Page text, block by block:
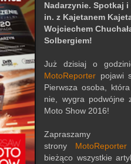
Nadarzynie. Spotkaj
in. z Kajetanem
Wojciechem
Solbergiem!
Już dzisiaj o
MotoReporter pojawi
Pierwsza osoba,
nie, wygra podwójne
Moto Show 2016!
strony MotoReporter
bieżąco wszystkie